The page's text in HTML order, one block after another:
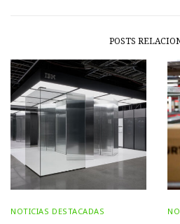
POSTS
NOTICIAS DESTACADAS